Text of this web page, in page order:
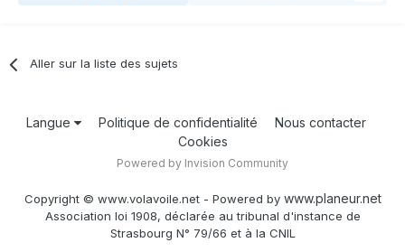
Aller sur la liste des sujets
Langue Politique de confidentialité
Nous contacter
Cookies
Powered by Invision Community
Copyright © www.volavoile.net - Powered by www.planeur.net
Association loi 1908, déclarée au tribunal d'instance de
Strasbourg N° 79/66 et à la CNIL